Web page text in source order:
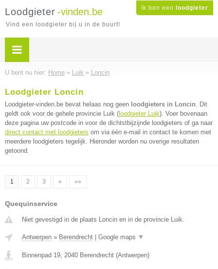
Ik ben een loodgieter
Loodgieter -vinden.be
Vind een loodgieter bij u in de buurt!
U bent nu hier: Home » Luik » Loncin
Loodgieter Loncin
Loodgieter-vinden.be bevat helaas nog geen loodgieters in Loncin. Dit
geldt ook voor de gehele provincie Luik ( loodgieter Luik). Voer bovenaan
deze pagina uw postcode in voor de dichtstbijzijnde loodgieters of ga naar
direct contact met loodgieters om via één e-mail in contact te komen met
meerdere loodgieters tegelijk. Hieronder worden nu overige resultaten
getoond.
1 2 3 » »»
Quequinservice
Niet gevestigd in de plaats Loncin en in de provincie Luik.
Antwerpen » Berendrecht Google maps ▼
Binnenpad 19, 2040 Berendrecht (Antwerpen)